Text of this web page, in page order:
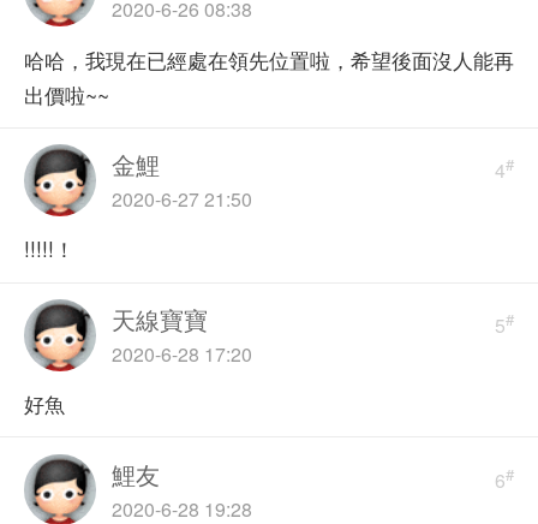
2020-6-26 08:38
哈哈，我現在已經處在領先位置啦，希望後面沒人能再
出價啦~~
4#
金鯉
2020-6-27 21:50
!!!!!！
5#
天線寶寶
2020-6-28 17:20
好魚
6#
鯉友
2020-6-28 19:28